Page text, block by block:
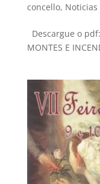
concello, Noticias
Descargue o pdf:
MONTES E